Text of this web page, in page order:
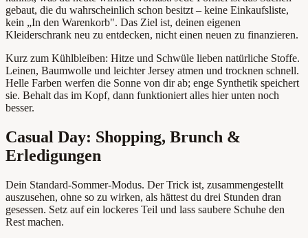
gebaut, die du wahrscheinlich schon besitzt – keine Einkaufsliste,
kein „In den Warenkorb". Das Ziel ist, deinen eigenen
Kleiderschrank neu zu entdecken, nicht einen neuen zu finanzieren.
Kurz zum Kühlbleiben: Hitze und Schwüle lieben natürliche Stoffe.
Leinen, Baumwolle und leichter Jersey atmen und trocknen schnell.
Helle Farben werfen die Sonne von dir ab; enge Synthetik speichert
sie. Behalt das im Kopf, dann funktioniert alles hier unten noch
besser.
Casual Day: Shopping, Brunch &
Erledigungen
Dein Standard-Sommer-Modus. Der Trick ist, zusammengestellt
auszusehen, ohne so zu wirken, als hättest du drei Stunden dran
gesessen. Setz auf ein lockeres Teil und lass saubere Schuhe den
Rest machen.